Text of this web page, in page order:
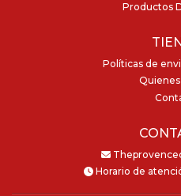
Productos
Políticas de
Horario de